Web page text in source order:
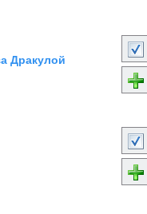
Дракулой